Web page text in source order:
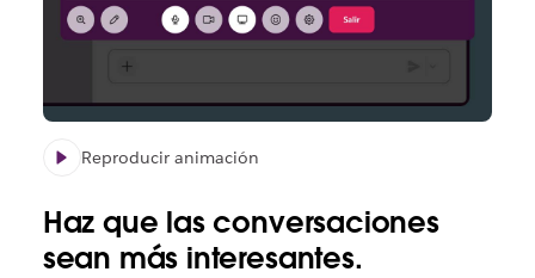
Reproducir animación
Haz que las conversaciones
sean más interesantes.